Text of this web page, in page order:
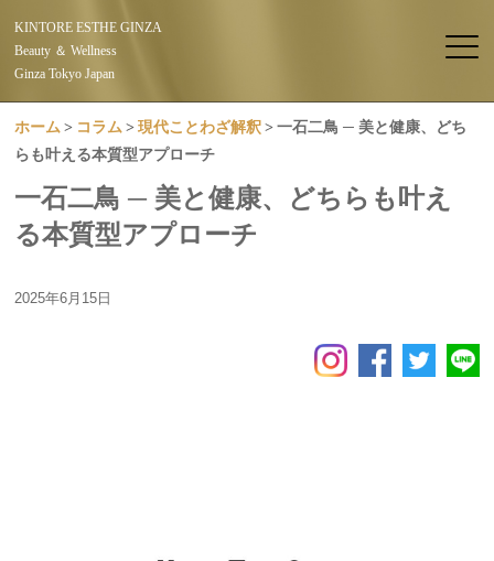
KINTORE ESTHE GINZA
Beauty ＆ Wellness
Ginza Tokyo Japan
ホーム コラム 現代ことわざ解釈
一石二鳥 ─ 美と健康、どち
らも叶える本質型アプローチ
一石二鳥 ─ 美と健康、どちらも叶え
る本質型アプローチ
2025年6月15日